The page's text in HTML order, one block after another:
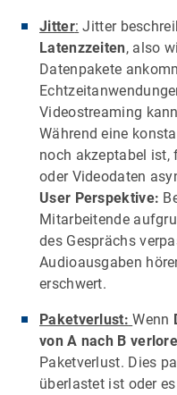
Jitter: Jitter
Latenzzeiten, also
Datenpakete
Videostreaming
Während eine
noch akzeptabel ist,
oder Videodaten
User Perspektive:
Mitarbeitende
des Gesprächs
Audioausgaben
erschwert.
Paketverlust: Wenn
von A nach B
Paketverlust. Dies
überlastet ist oder